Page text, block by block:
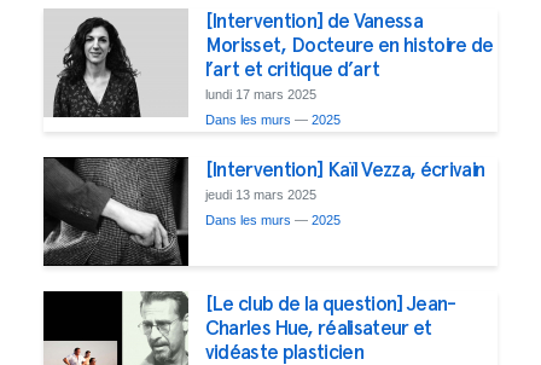
[Intervention] de Vanessa
Morisset, Docteure en histoire de
l’art et critique d’art
lundi 17 mars 2025
Dans les murs — 2025
[Intervention] Kaïl Vezza, écrivain
jeudi 13 mars 2025
Dans les murs — 2025
[Le club de la question] Jean-
Charles Hue, réalisateur et
vidéaste plasticien